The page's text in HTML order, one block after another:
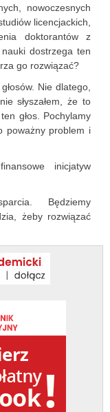
nowoczesnych
licencjackich,
doktorantów z
dostrzega ten
go rozwiązać?
Nie dlatego,
słyszałem, że to
głos. Pochylamy
poważny problem i
inicjatyw
Będziemy
żeby rozwiązać